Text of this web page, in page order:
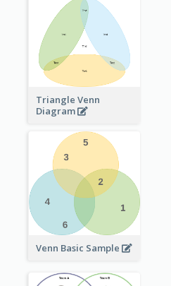
Triangle Venn
Diagram
Venn Basic Sample